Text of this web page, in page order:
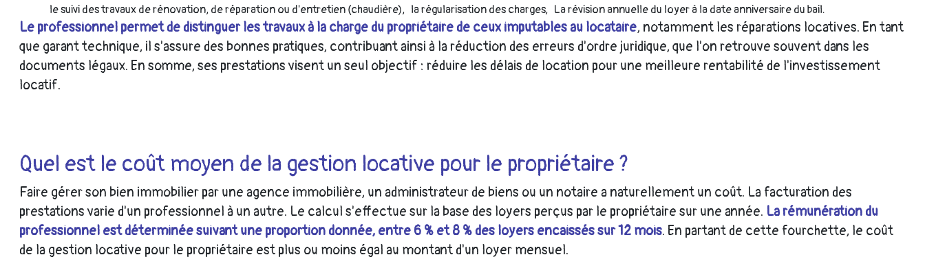
le suivi des travaux de rénovation, de réparation ou d'entretien (chaudière), la régularisation des charges, La révision annuelle du loyer à la date anniversaire du bail.
Le professionnel permet de distinguer les travaux à la charge du propriétaire de ceux imputables au locataire, notamment les réparations locatives. En tant
que garant technique, il s'assure des bonnes pratiques, contribuant ainsi à la réduction des erreurs d'ordre juridique, que l'on retrouve souvent dans les
documents légaux. En somme, ses prestations visent un seul objectif : réduire les délais de location pour une meilleure rentabilité de l'investissement
locatif.
Quel est le coût moyen de la gestion locative pour le propriétaire ?
Faire gérer son bien immobilier par une agence immobilière, un administrateur de biens ou un notaire a naturellement un coût. La facturation des
prestations varie d'un professionnel à un autre. Le calcul s'effectue sur la base des loyers perçus par le propriétaire sur une année. La rémunération du
professionnel est déterminée suivant une proportion donnée, entre 6 % et 8 % des loyers encaissés sur 12 mois. En partant de cette fourchette, le coût
de la gestion locative pour le propriétaire est plus ou moins égal au montant d'un loyer mensuel.